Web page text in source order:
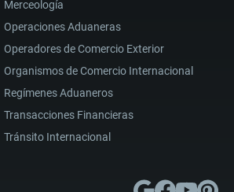
Merceología
Operaciones Aduaneras
Operadores de Comercio Exterior
Organismos de Comercio Internacional
Regímenes Aduaneros
Transacciones Financieras
Tránsito Internacional